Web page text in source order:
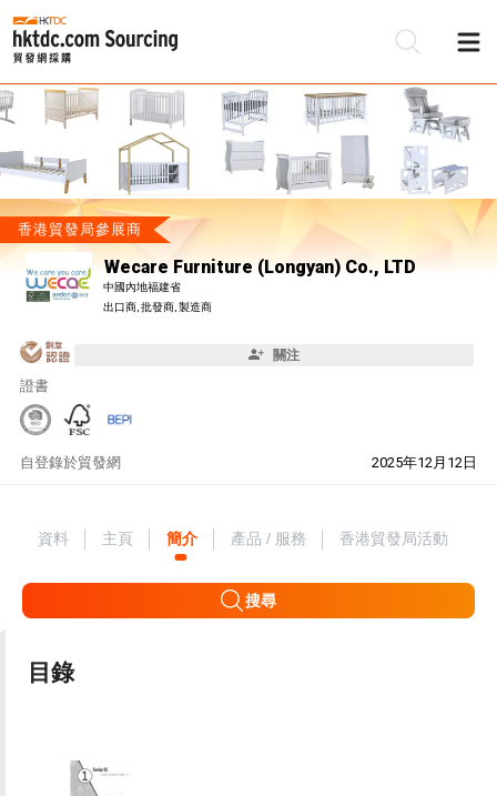
香港貿發局參展商
Wecare Furniture (Longyan) Co., LTD
中國內地福建省
出口商, 批發商, 製造商
關注
證書
自 2025年12月12日
登錄於貿發網
資料 主頁 簡介 產品 / 服務 香港貿發局活動
搜尋
目錄